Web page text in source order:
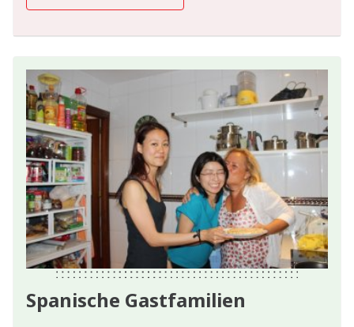
Spanische Gastfamilien